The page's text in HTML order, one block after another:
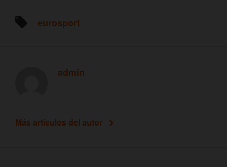
eurosport
admin
Más artículos del autor